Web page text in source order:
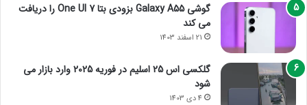
گوشی Galaxy A55 بزودی بتا One UI 7 را دریافت
می کند
21 اسفند 1403
گلکسی اس 25 اسلیم در فوریه 2025 وارد بازار می
شود
4 دی 1403